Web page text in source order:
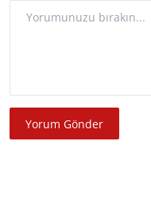
Yorum Gönder